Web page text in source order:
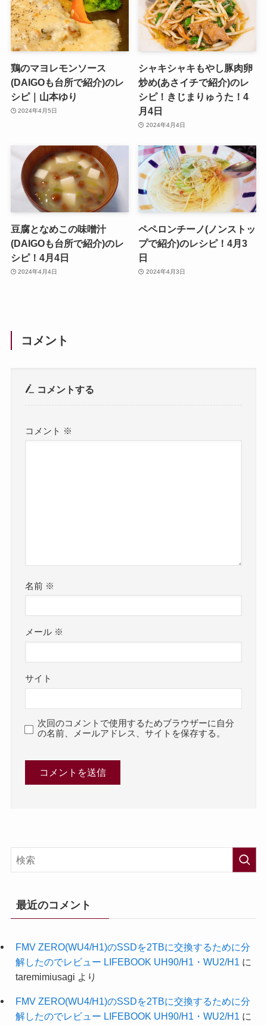
鶏のマヨレモンソース
(DAIGOも台所で紹介)のレ
シピ｜山本ゆり
2024年4月5日
シャキシャキもやし豚肉卵
炒め(あさイチで紹介)のレ
シピ！きじまりゅうた！4
月4日
2024年4月4日
豆腐となめこの味噌汁
(DAIGOも台所で紹介)のレ
シピ！4月4日
2024年4月4日
ペペロンチーノ(ノンストッ
プで紹介)のレシピ！4月3
日
2024年4月3日
コメント
コメントする
コメント ※
名前 ※
メール ※
サイト
次回のコメントで使用するためブラウザーに自分
の名前、メールアドレス、サイトを保存する。
最近のコメント
FMV ZERO(WU4/H1)のSSDを2TBに交換するために分
解したのでレビュー LIFEBOOK UH90/H1・WU2/H1 に
taremimiusagi より
FMV ZERO(WU4/H1)のSSDを2TBに交換するために分
解したのでレビュー LIFEBOOK UH90/H1・WU2/H1 に